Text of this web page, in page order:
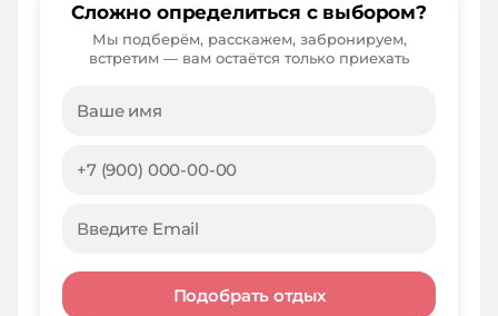
Сложно определиться с выбором?
Мы подберём, расскажем, забронируем,
встретим — вам остаётся только приехать
Подобрать отдых